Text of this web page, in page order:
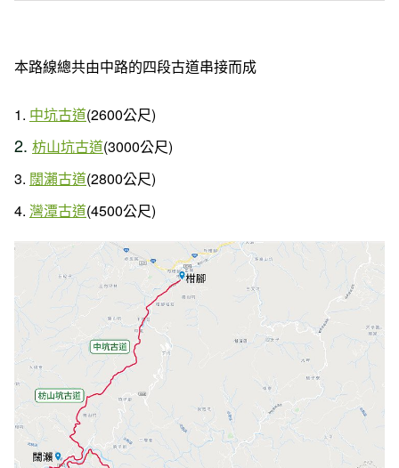
本路線總共由中路的四段古道串接而成
1. 中坑古道(2600公尺)
2. 枋山坑古道(3000公尺)
3. 闊瀨古道(2800公尺)
4. 灣潭古道(4500公尺)